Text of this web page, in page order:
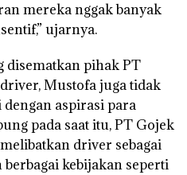
mereka nggak banyak
ujarnya.
disematkan pihak PT
Mustofa juga tidak
dengan aspirasi para
pada saat itu, PT Gojek
driver sebagai
kebijakan seperti